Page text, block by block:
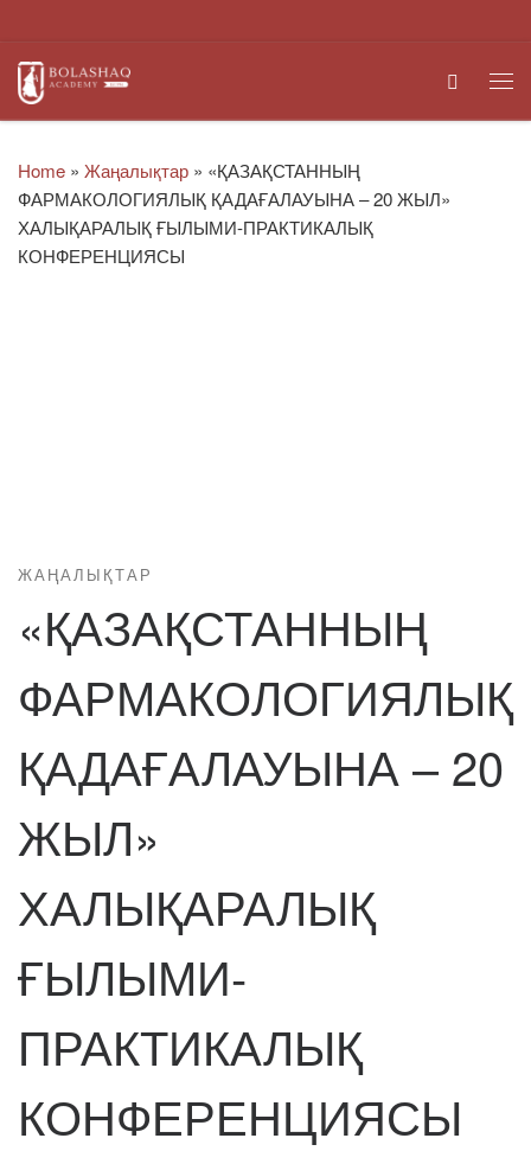
Search
Home » Жаңалықтар » «ҚАЗАҚСТАННЫҢ
ФАРМАКОЛОГИЯЛЫҚ ҚАДАҒАЛАУЫНА – 20 ЖЫЛ»
ХАЛЫҚАРАЛЫҚ ҒЫЛЫМИ-ПРАКТИКАЛЫҚ
КОНФЕРЕНЦИЯСЫ
ЖАҢАЛЫҚТАР
«ҚАЗАҚСТАННЫҢ
ФАРМАКОЛОГИЯЛЫҚ
ҚАДАҒАЛАУЫНА – 20
ЖЫЛ»
ХАЛЫҚАРАЛЫҚ
ҒЫЛЫМИ-
ПРАКТИКАЛЫҚ
КОНФЕРЕНЦИЯСЫ